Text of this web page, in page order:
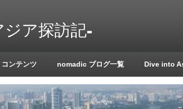
ア探訪記-
ンテンツ nomadic ブログ一覧 Dive into